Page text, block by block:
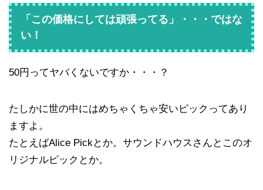
「この価格にしては頑張ってる」・・・ではな
い！
50円ってヤバくないですか・・・？
たしかに世の中にはめちゃくちゃ安いピックってあり
ますよ。
たとえばAlice Pickとか。サウンドハウスさんとこのオ
リジナルピックとか。